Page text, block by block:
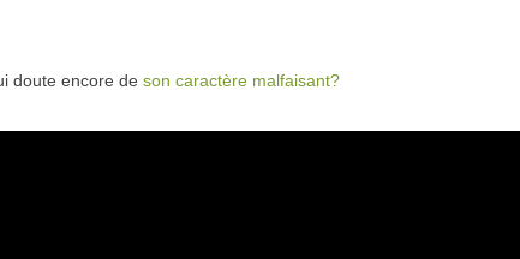
doute encore de son caractère malfaisant?